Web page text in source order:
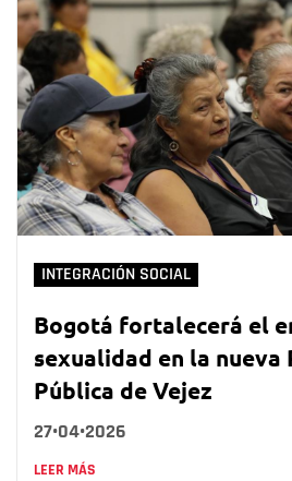
INTEGRACIÓN SOCIAL
Bogotá fortalecerá el
sexualidad en la nueva
Pública de Vejez
27•04•2026
LEER MÁS